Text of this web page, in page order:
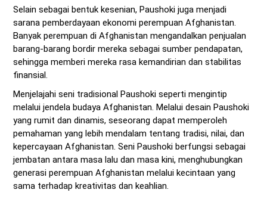
Selain sebagai bentuk kesenian, Paushoki juga menjadi
sarana pemberdayaan ekonomi perempuan Afghanistan.
Banyak perempuan di Afghanistan mengandalkan penjualan
barang-barang bordir mereka sebagai sumber pendapatan,
sehingga memberi mereka rasa kemandirian dan stabilitas
finansial.
Menjelajahi seni tradisional Paushoki seperti mengintip
melalui jendela budaya Afghanistan. Melalui desain Paushoki
yang rumit dan dinamis, seseorang dapat memperoleh
pemahaman yang lebih mendalam tentang tradisi, nilai, dan
kepercayaan Afghanistan. Seni Paushoki berfungsi sebagai
jembatan antara masa lalu dan masa kini, menghubungkan
generasi perempuan Afghanistan melalui kecintaan yang
sama terhadap kreativitas dan keahlian.